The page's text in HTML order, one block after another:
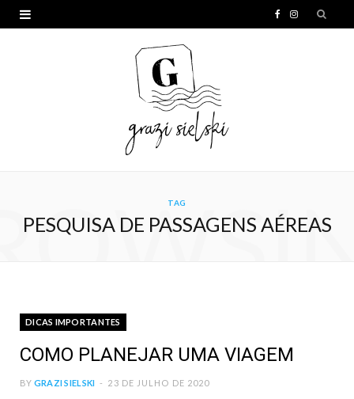
k
I
TAG
PESQUISA DE PASSAGENS AÉREAS
DICAS IMPORTANTES
COMO PLANEJAR UMA VIAGEM
BY GRAZI SIELSKI 23 DE JULHO DE 2020